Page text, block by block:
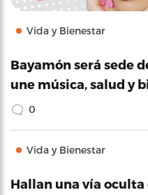
Vida y Bienestar
Bayamón será sede
une música, salud y
0
Vida y Bienestar
Hallan una vía